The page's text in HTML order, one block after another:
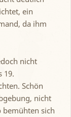
ein
da ihm
nicht
19.
Schön
nicht
bemühten sich